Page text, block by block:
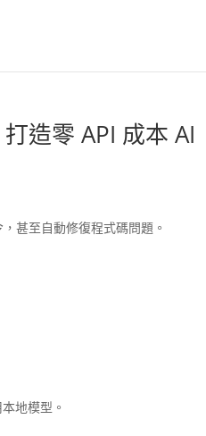
造零 API 成本 AI
甚至自動修復程式碼問題。
地模型。